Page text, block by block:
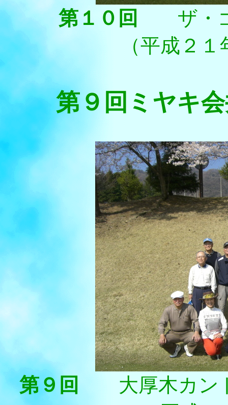
第１０回
ザ・
（平成２
第９回ミヤキ
第９回
大厚木カン